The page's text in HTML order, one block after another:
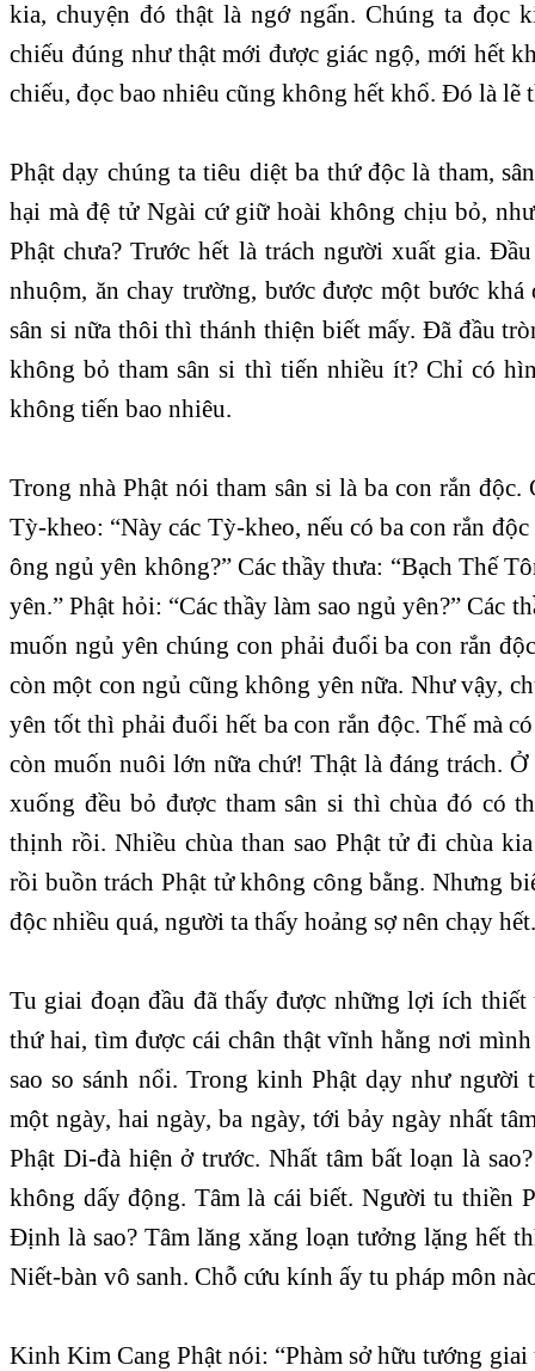
kia, chuyện đó thật là ngớ ngẩn. Chúng ta đọc
chiếu đúng như thật mới được giác ngộ, mới hết
chiếu, đọc bao nhiêu cũng không hết khổ. Đó là lẽ
Phật dạy chúng ta tiêu diệt ba thứ độc là tham,
hại mà đệ tử Ngài cứ giữ hoài không chịu bỏ,
Phật chưa? Trước hết là trách người xuất gia.
nhuộm, ăn chay trường, bước được một bước
sân si nữa thôi thì thánh thiện biết mấy. Đã đầu
không bỏ tham sân si thì tiến nhiều ít? Chỉ có
không tiến bao nhiêu.
Trong nhà Phật nói tham sân si là ba con rắn độc.
Tỳ-kheo: “Này các Tỳ-kheo, nếu có ba con rắn
ông ngủ yên không?” Các thầy thưa: “Bạch Thế
yên.” Phật hỏi: “Các thầy làm sao ngủ yên?” Các
muốn ngủ yên chúng con phải đuổi ba con rắn
còn một con ngủ cũng không yên nữa. Như vậy,
yên tốt thì phải đuổi hết ba con rắn độc. Thế mà
còn muốn nuôi lớn nữa chứ! Thật là đáng trách.
xuống đều bỏ được tham sân si thì chùa đó có
thịnh rồi. Nhiều chùa than sao Phật tử đi chùa
rồi buồn trách Phật tử không công bằng. Nhưng
độc nhiều quá, người ta thấy hoảng sợ nên chạy hết.
Tu giai đoạn đầu đã thấy được những lợi ích thiết
thứ hai, tìm được cái chân thật vĩnh hằng nơi
sao so sánh nổi. Trong kinh Phật dạy như
một ngày, hai ngày, ba ngày, tới bảy ngày nhất
Phật Di-đà hiện ở trước. Nhất tâm bất loạn là
không dấy động. Tâm là cái biết. Người tu thiền
Định là sao? Tâm lăng xăng loạn tưởng lặng hết
Niết-bàn vô sanh. Chỗ cứu kính ấy tu pháp môn
Kinh Kim Cang Phật nói: “Phàm sở hữu tướng